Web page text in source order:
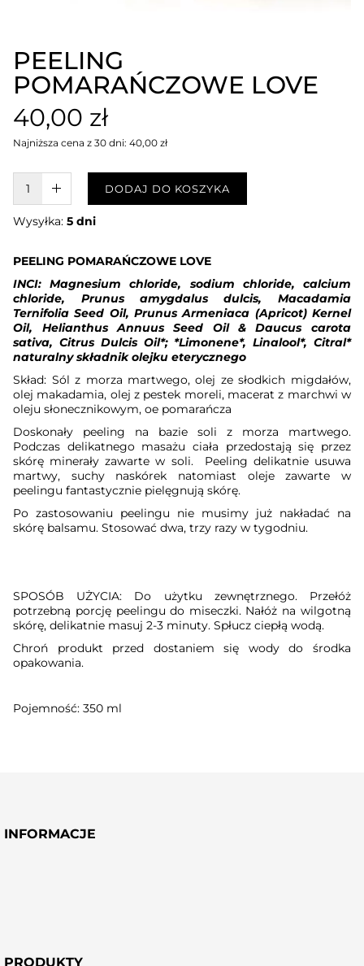
PEELING
POMARAŃCZOWE LOVE
40,00 zł
Najniższa cena z 30 dni: 40,00 zł
W KOSZYKU :)DODAJ DO KOSZYKA
Wysyłka:5 dni
PEELING POMARAŃCZOWE LOVE
INCI: Magnesium chloride, sodium chloride, calcium
chloride, Prunus amygdalus dulcis, Macadamia
Ternifolia Seed Oil, Prunus Armeniaca (Apricot) Kernel
Oil, Helianthus Annuus Seed Oil&Daucus carota
sativa, Citrus Dulcis Oil*;*Limonene*, Linalool*, Citral*
naturalny składnik olejku eterycznego
Skład: Sól z morza martwego, olej ze słodkich migdałów,
olej makadamia, olej z pestek moreli, macerat z marchwi w
oleju słonecznikowym, oe pomarańcza
Doskonały peeling na bazie soli z morza martwego.
Podczas delikatnego masażu ciała przedostają się przez
skórę minerały zawarte w soli.
Peeling delikatnie usuwa
martwy, suchy naskórek natomiast oleje zawarte w
peelingu fantastycznie pielęgnują skórę.
Po zastosowaniu peelingu nie musimy już nakładać na
skórę balsamu. Stosować dwa, trzy razy w tygodniu.
SPOSÓB UŻYCIA: Do użytku zewnętrznego. Przełóż
potrzebną porcję peelingu do miseczki. Nałóż na wilgotną
skórę, delikatnie masuj 2-3 minuty. Spłucz ciepłą wodą.
Chroń produkt przed dostaniem się wody do środka
opakowania.
Pojemność: 350 ml
INFORMACJE
PRODUKTY